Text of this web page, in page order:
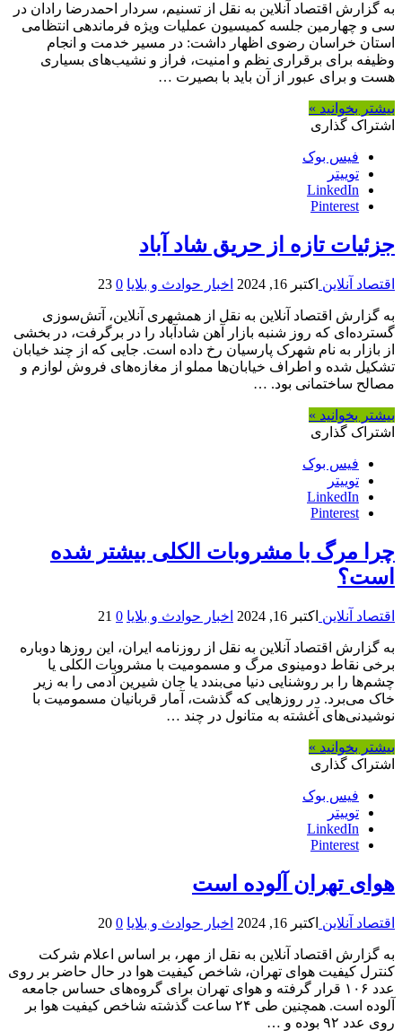
به گزارش اقتصاد آنلاین به نقل از تسنیم، سردار احمدرضا رادان در
سی و چهارمین جلسه کمیسیون عملیات ویژه فرماندهی انتظامی
استان خراسان رضوی اظهار داشت: در مسیر خدمت و انجام
وظیفه برای برقراری نظم و امنیت، فراز و نشیب‌های بسیاری
هست و برای عبور از آن باید با بصیرت …
بیشتر بخوانید »
اشتراک گذاری
فیس بوک
توییتر
LinkedIn
Pinterest
جزئیات تازه از حریق شاد آباد
اقتصاد آنلاین اکتبر 16, 2024 اخبار حوادث و بلایا 0
23
به گزارش اقتصاد آنلاین به نقل از همشهری آنلاین، آتش‌سوزی
گسترده‌ای که روز شنبه بازار آهن شادآباد را در برگرفت، در بخشی
از بازار به نام شهرک پارسیان رخ داده است. جایی که از چند خیابان
تشکیل شده و اطراف خیابان‌ها مملو از مغازه‌های فروش لوازم و
مصالح ساختمانی بود. …
بیشتر بخوانید »
اشتراک گذاری
فیس بوک
توییتر
LinkedIn
Pinterest
چرا مرگ با مشروبات الکلی بیشتر شده
است؟
اقتصاد آنلاین اکتبر 16, 2024 اخبار حوادث و بلایا 0
21
به گزارش اقتصاد آنلاین به نقل از روزنامه ایران، این روزها دوباره
برخی نقاط دومینوی مرگ و مسمومیت با مشروبات الکلی یا
چشم‌ها را بر روشنایی دنیا می‌بندد یا جان شیرین آدمی را به زیر
خاک می‌برد. در روزهایی که گذشت، آمار قربانیان مسمومیت با
نوشیدنی‌های آغشته به متانول در چند …
بیشتر بخوانید »
اشتراک گذاری
فیس بوک
توییتر
LinkedIn
Pinterest
هوای تهران آلوده است
اقتصاد آنلاین اکتبر 16, 2024 اخبار حوادث و بلایا 0
20
به گزارش اقتصاد آنلاین به نقل از مهر، بر اساس اعلام شرکت
کنترل کیفیت هوای تهران، شاخص کیفیت هوا در حال حاضر بر روی
عدد ۱۰۶ قرار گرفته و هوای تهران برای گروه‌های حساس جامعه
آلوده است. همچنین طی ۲۴ ساعت گذشته شاخص کیفیت هوا بر
روی عدد ۹۲ بوده و …